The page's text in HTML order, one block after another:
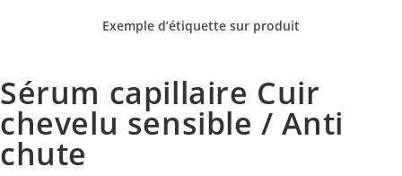
Exemple d’étiquette sur produit
Sérum capillaire Cuir
chevelu sensible / Anti
chute